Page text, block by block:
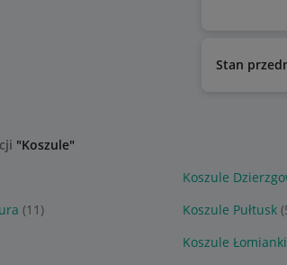
Stan
"Koszule"
Koszule
(11) Koszule Pułtusk
Koszule